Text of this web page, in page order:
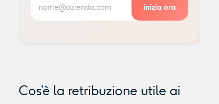
Cos’è la retribuzione utile ai